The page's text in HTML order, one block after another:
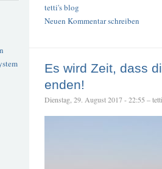
tetti's blog
Neuen Kommentar schreiben
Es wird Zeit, dass
enden!
Dienstag, 29. August 2017 - 22:55 – tetti